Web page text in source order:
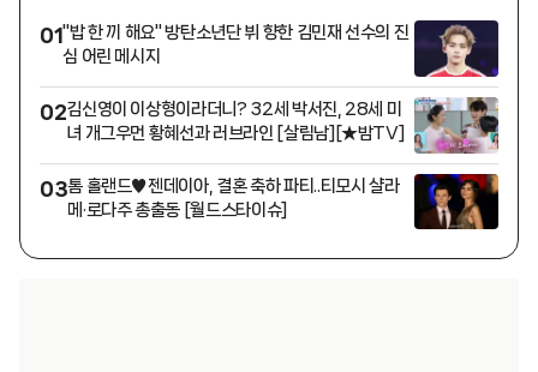
01"밥 한 끼 해요" 방탄소년단 뷔 향한 김민재 선수의 진
심 어린 메시지
02김신영이 이상형이라더니? 32세 박서진, 28세 미
녀 개그우먼 황혜선과 러브라인 [살림남][★밤TV]
03톰 홀랜드♥젠데이아, 결혼 축하 파티..티모시 샬라
메·로다주 총출동 [월드스타이슈]